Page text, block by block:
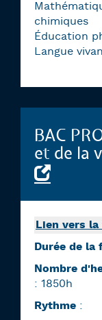
chimiques
Éducation
Langue
BAC
et de la
Lien vers
Durée de la
Nombre
: 1850h
Rythme :